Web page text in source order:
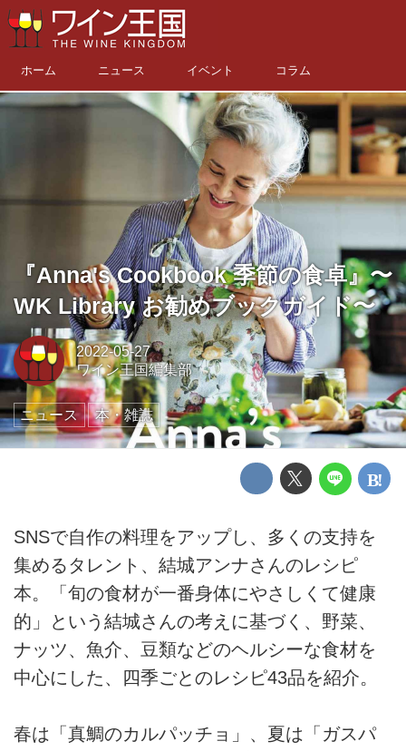
ホーム ニュース イベント コラム
『Anna's Cookbook 季節の食卓』〜
WK Library お勧めブックガイド〜
2022-05-27
ワイン王国編集部
ニュース 本・雑誌
SNSで自作の料理をアップし、多くの支持を
集めるタレント、結城アンナさんのレシピ
本。「旬の食材が一番身体にやさしくて健康
的」という結城さんの考えに基づく、野菜、
ナッツ、魚介、豆類などのヘルシーな食材を
中心にした、四季ごとのレシピ43品を紹介。
春は「真鯛のカルパッチョ」、夏は「ガスパ